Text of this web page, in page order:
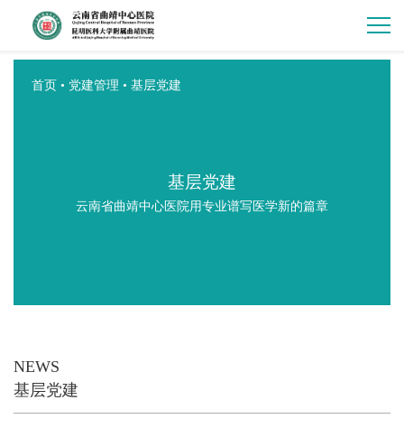
首页 • 党建管理 • 基层党建
基层党建
云南省曲靖中心医院用专业谱写医学新的篇章
NEWS
基层党建